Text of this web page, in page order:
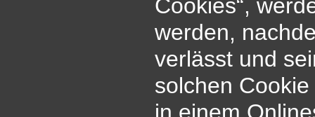
Cookies“,
werden,
verlässt und
solchen